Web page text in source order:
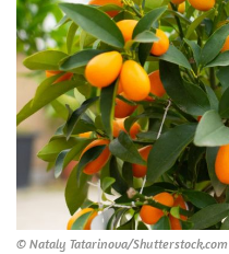
© Nataly Tatarinova/Shutterstock.com